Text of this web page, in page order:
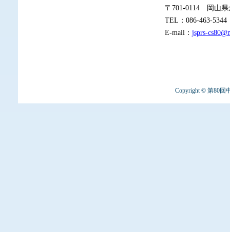
〒701-0114 岡山県
TEL：086-463-
E-mail： jsprs-
Copyright © 第80回